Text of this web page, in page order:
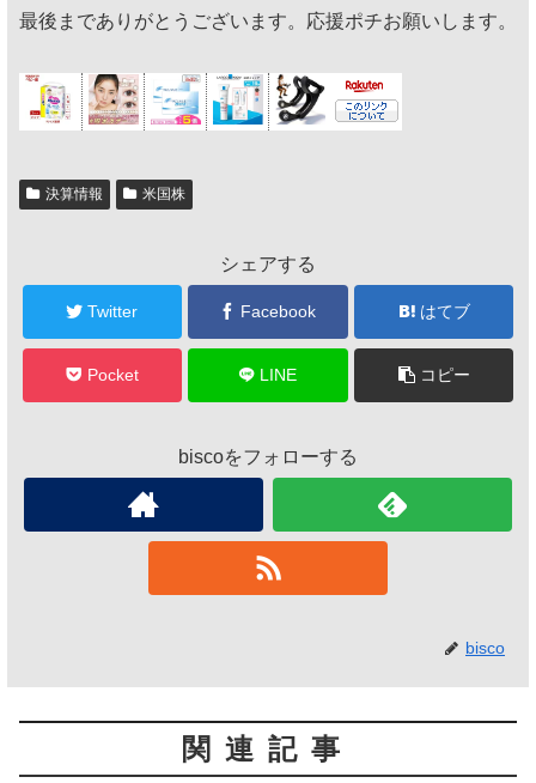
最後までありがとうございます。応援ポチお願いします。
決算情報 米国株
シェアする
Twitter Facebook はてブ
Pocket LINE コピー
biscoをフォローする
bisco
関連記事